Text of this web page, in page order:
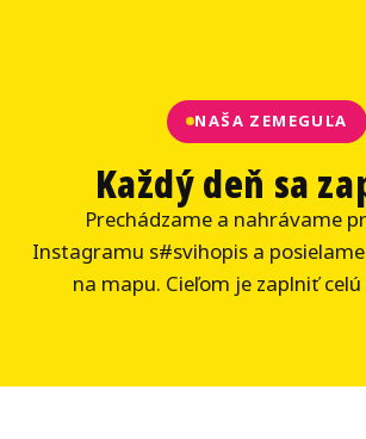
NAŠA ZEMEGUĽA
Každý deň sa
Prechádzame a nahrávame
Instagramu s#svihopis a
na mapu. Cieľom je zaplniť